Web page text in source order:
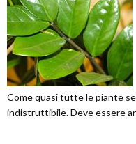
Come quasi tutte le piante
indistruttibile. Deve essere